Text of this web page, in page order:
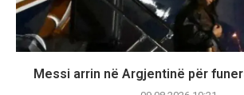
Messi arrin në Argjentinë për